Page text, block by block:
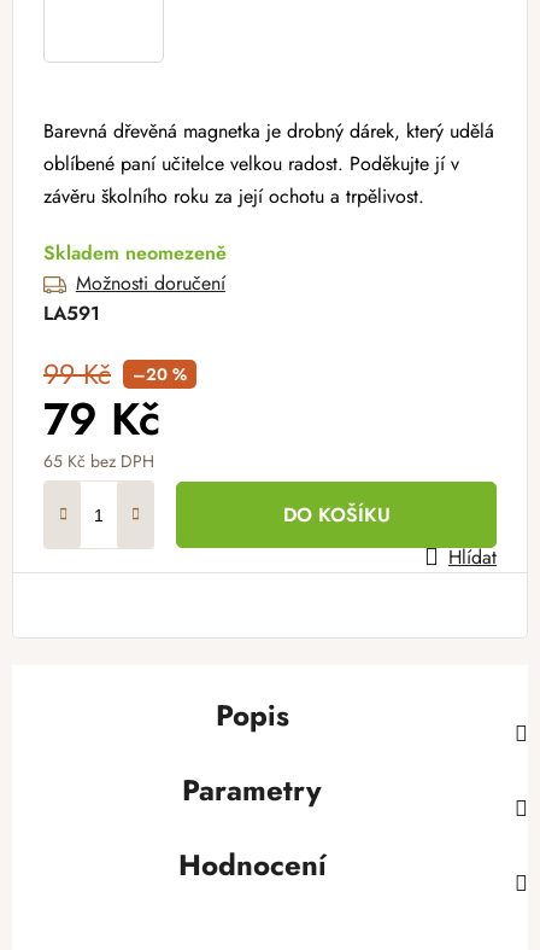
Barevná dřevěná magnetka je drobný dárek, který udělá
oblíbené paní učitelce velkou radost. Poděkujte jí v
závěru školního roku za její ochotu a trpělivost.
Skladem neomezeně
Možnosti doručení
LA591
99 Kč –20 %
79 Kč
65 Kč bez DPH
DO KOŠÍKU
Hlídat
Popis
Parametry
Hodnocení